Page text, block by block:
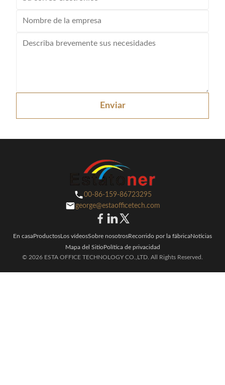
Enviar
00-86-159-86723295
george@estaofficetech.com
En casaProductosLos vídeosSobre nosotrosRecorrido por la fábricaNoticias
Mapa del SitioPolítica de privacidad
© 2026 ESTA OFFICE TECHNOLOGY CO.,LTD. All Rights Reserved.